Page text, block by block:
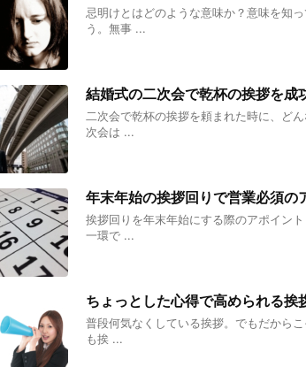
忌明けとはどのような意味か？意味を知
う。無事 ...
結婚式の二次会で乾杯の挨拶を成
二次会で乾杯の挨拶を頼まれた時に、ど
次会は ...
年末年始の挨拶回りで営業必須の
挨拶回りを年末年始にする際のアポイン
一環で ...
ちょっとした心得で高められる挨
普段何気なくしている挨拶。でもだから
も挨 ...